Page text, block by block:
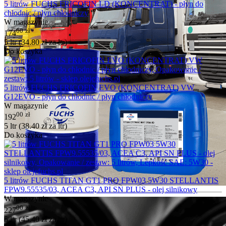
5 litrów FUCHS FRICOFIN LD (KONCENTRAT) - płyn do
chłodnic / płyn chłodniczy
W magazynie
17400 zł
5 ltr (34.80złza ltr)
Do koszyka
5 litrów FUCHS FRICOFIN EVO (KONCENTRAT) VW
G12EVO - płyn do chłodnic / płyn chłodniczy
W magazynie
19200 zł
5 ltr (38.40złza ltr)
Do koszyka
5 litrów FUCHS TITAN GT1 PRO FPW03 5W30 STELLANTIS
FPW9.55535/03, ACEA C3, API SN PLUS - olej silnikowy
W magazynie
22700 zł
5 ltr (45.40złza ltr)